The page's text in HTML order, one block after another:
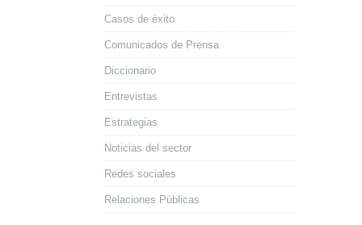
Casos de éxito
Comunicados de Prensa
Diccionario
Entrevistas
Estrategias
Noticias del sector
Redes sociales
Relaciones Públicas